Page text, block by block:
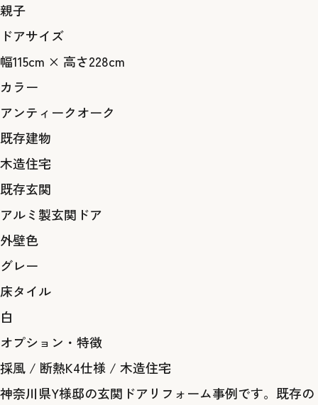
親子
ドアサイズ
幅115cm × 高さ228cm
カラー
アンティークオーク
既存建物
木造住宅
既存玄関
アルミ製玄関ドア
外壁色
グレー
床タイル
白
オプション・特徴
採風 / 断熱K4仕様 / 木造住宅
神奈川県Y様邸の玄関ドアリフォーム事例です。既存の